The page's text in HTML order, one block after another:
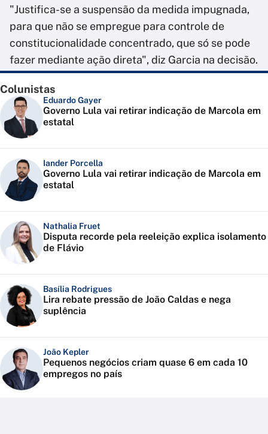
"Justifica-se a suspensão da medida impugnada,
para que não se empregue para controle de
constitucionalidade concentrado, que só se pode
fazer mediante ação direta", diz Garcia na decisão.
Colunistas
Eduardo Gayer
Governo Lula vai retirar indicação de Marcola em
estatal
Iander Porcella
Governo Lula vai retirar indicação de Marcola em
estatal
Nathalia Fruet
Disputa recorde pela reeleição explica isolamento
de Flávio
Basília Rodrigues
Lira rebate pressão de João Caldas e nega
suplência
João Kepler
Pequenos negócios criam quase 6 em cada 10
empregos no país